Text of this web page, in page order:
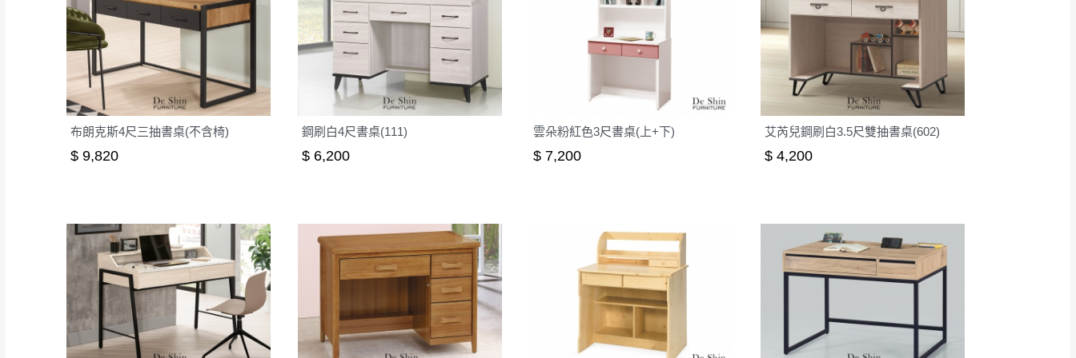
布朗克斯4尺三抽書桌(不含椅)
$ 9,820
鋼刷白4尺書桌(111)
$ 6,200
雲朵粉紅色3尺書桌(上+下)
$ 7,200
艾芮兒鋼刷白3.5尺雙抽書桌(602)
$ 4,200